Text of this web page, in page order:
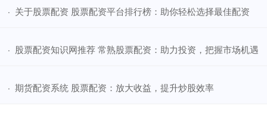
· ​关于股票配资 股票配资平台排行榜：助你轻松选择最佳配资
· ​股票配资知识网推荐 常熟股票配资：助力投资，把握市场机遇
· ​期货配资系统 股票配资：放大收益，提升炒股效率